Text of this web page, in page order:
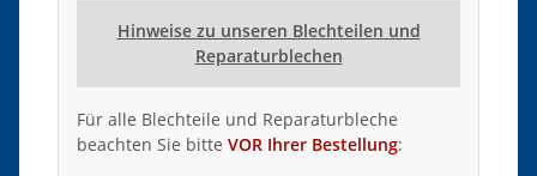
Hinweise zu unseren Blechteilen und
Reparaturblechen
Für alle Blechteile und Reparaturbleche
beachten Sie bitte VOR Ihrer Bestellung: